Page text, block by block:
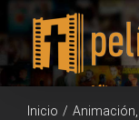
contenido
Inicio / Animación